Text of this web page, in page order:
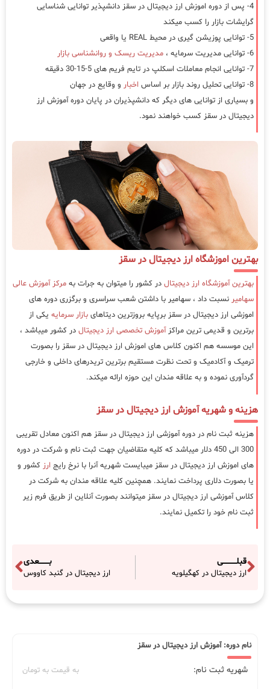
4- پس از دوره اموزش ارز دیجیتال در سقز دانشپذیر توانایی شناسایی
گرایشات بازار را کسب میکند
5- توانایی پوزیشن گیری در محیط REAL یا واقعی
6- توانایی مدیریت سرمایه ،
مدیریت ریسک و روانشناسی بازار
7- توانایی انجام معاملات اسکلپ در تایم فریم های 5-15-30 دقیقه
8- توانایی تحلیل روند بازار بر اساس
اخبار و وقایع در جهان
و بسیاری از توانایی های دیگر که دانشپذیران در پایان دوره آموزش ارز
دیجیتال در سقز کسب خواهند نمود.
بهترین اموزشگاه ارز دیجیتال در سقز
بهترین آموزشگاه ارز دیجیتال در کشور را میتوان به جرات به مرکز آموزش عالی
سهامیر نسبت داد ، سهامیر با داشتن شعب سراسری و برگزری دوره های
اموزشی ارز دیجیتال در سقز برپایه بروزترین دیتاهای بازار سرمایه یکی از
برترین و قدیمی ترین مراکزآموزش تخصصی ارز دیجیتال در کشور میباشد ،
این موسسه هم اکنون کلاس های اموزش ارز دیجیتال در سقز را بصورت
ترمیک و آکادمیک و تحت نظرت مستقیم برترین تریدرهای داخلی و خارجی
گردآوری نموده و به علاقه مندان این حوزه ارائه میکند.
هزینه و شهریه آموزش ارز دیجیتال در سقز
هزینه ثبت نام در دوره آموزشی ارز دیجیتال در سقز هم اکنون معادل تقریبی
300 الی 450 دلار میباشد که کلیه متقاضیان جهت ثبت نام و شرکت در دوره
های اموزش ارز دیجیتال در سقز میبایست شهریه آنرا با نرخ رایج ارز کشور و
یا بصورت دلاری پرداخت نمایند. همچنین کلیه علاقه مندان به شرکت در
کلاس آموزشی ارز دیجیتال در سقز میتوانند بصورت آنلاین از طریق فرم زیر
ثبت نام خود را تکمیل نمایند.
قبلـــــــــــی
ارز دیجیتال در کهگیلویه
بــــــــعدی
ارز دیجیتال در گنبد کاووس
نام دوره: آموزش ارز دیجیتال در سقز
شهریه ثبت نام: به قیمت به تومان